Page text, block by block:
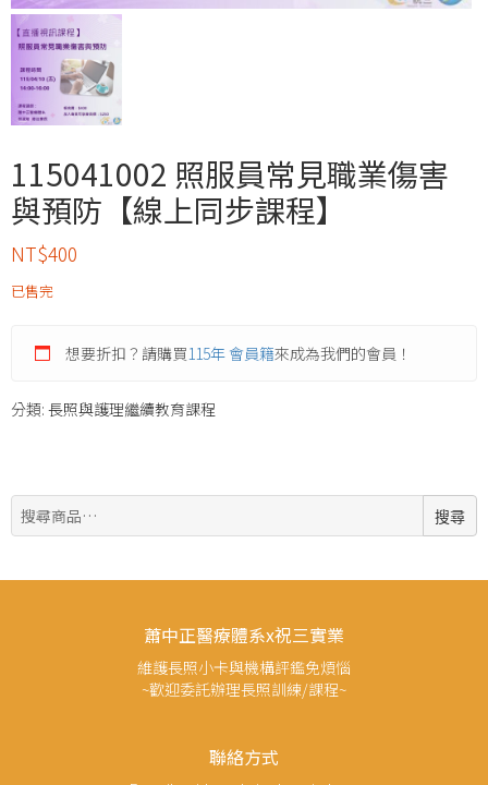
115041002 照服員常見職業傷害
與預防【線上同步課程】
NT$400
已售完
想要折扣？請購買115年 會員籍來成為我們的會員！
分類: 長照與護理繼續教育課程
搜
尋:
搜尋
蕭中正醫療體系x祝三實業
維護長照小卡與機構評鑑免煩惱
~歡迎委託辦理長照訓練/課程~
聯絡方式